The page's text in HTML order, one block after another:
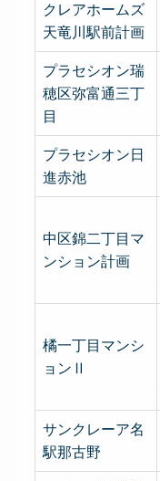
クレアホームズ
天竜川駅前計画
プラセシオン瑞
穂区弥富通三丁
目
プラセシオン日
進赤池
中区錦二丁目マ
ンション計画
橘一丁目マンシ
ョンⅡ
サンクレーア名
駅那古野